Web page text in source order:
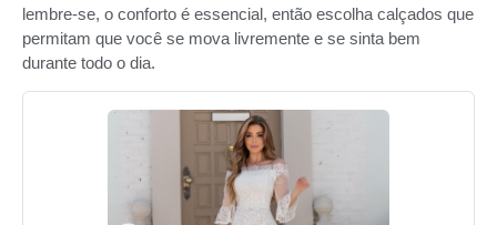
lembre-se, o conforto é essencial, então escolha calçados que
permitam que você se mova livremente e se sinta bem
durante todo o dia.